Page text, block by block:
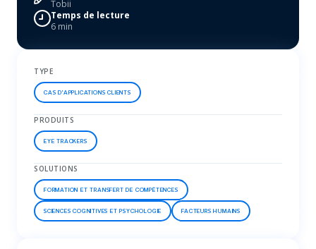
Tobii
Temps de lecture
6 min
TYPE
CAS D'APPLICATIONS CLIENTS
PRODUITS
EYE TRACKERS
SOLUTIONS
FORMATION ET TRANSFERT DE COMPÉTENCES
SCIENCES COGNITIVES ET PSYCHOLOGIE FACTEURS HUMAINS